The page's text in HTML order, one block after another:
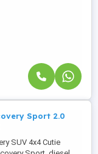
Sport 2.0
SUV 4x4 Cutie